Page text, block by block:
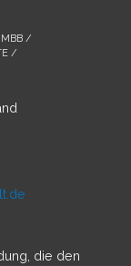
MBB /
/
die den